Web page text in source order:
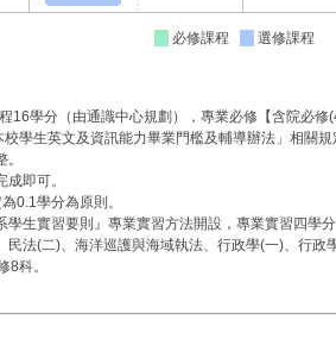
必修課程 選修課程
16學分（由通識中心規劃），專業必修【含院必
學生英文及資訊能力畢業門檻及輔導辦法」相關規
即可。
0.1學分為原則。
生實習要則』專業實習方法開設，專業實習四學
法(二)、海洋巡護與海域執法、行政學(一)、行
8科。